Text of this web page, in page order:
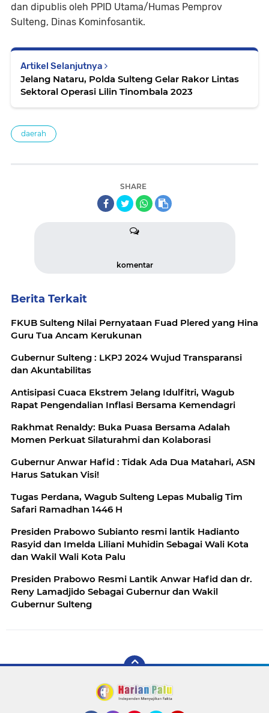
dan dipublis oleh PPID Utama/Humas Pemprov
Sulteng, Dinas Kominfosantik.
Artikel Selanjutnya
Jelang Nataru, Polda Sulteng Gelar Rakor Lintas
Sektoral Operasi Lilin Tinombala 2023
daerah
SHARE
komentar
Berita Terkait
FKUB Sulteng Nilai Pernyataan Fuad Plered yang Hina
Guru Tua Ancam Kerukunan
Gubernur Sulteng : LKPJ 2024 Wujud Transparansi
dan Akuntabilitas
Antisipasi Cuaca Ekstrem Jelang Idulfitri, Wagub
Rapat Pengendalian Inflasi Bersama Kemendagri
Rakhmat Renaldy: Buka Puasa Bersama Adalah
Momen Perkuat Silaturahmi dan Kolaborasi
Gubernur Anwar Hafid : Tidak Ada Dua Matahari, ASN
Harus Satukan Visi!
Tugas Perdana, Wagub Sulteng Lepas Mubalig Tim
Safari Ramadhan 1446 H
Presiden Prabowo Subianto resmi lantik Hadianto
Rasyid dan Imelda Liliani Muhidin Sebagai Wali Kota
dan Wakil Wali Kota Palu
Presiden Prabowo Resmi Lantik Anwar Hafid dan dr.
Reny Lamadjido Sebagai Gubernur dan Wakil
Gubernur Sulteng